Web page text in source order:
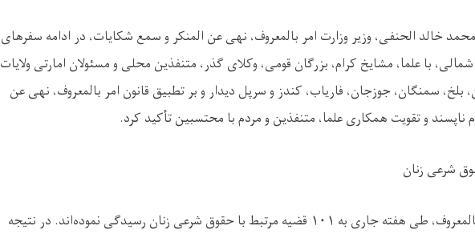
خالد الحنفی، وزیر وزارت امر بالمعروف، نهی عن المنکر و سمع شکایات، در ادامه سفرهای
شمالی، با علما، مشایخ کرام، بزرگان قومی، وکلای گذر، متنفذین محلی و مسئولان امارتی ولایات
بلخ، سمنگان، جوزجان، فاریاب، کندز و سرپل دیدار و بر تطبیق قانون امر بالمعروف، نهی عن
ناپسند و تقویت همکاری علما، متنفذین و مردم با محتسبین تأکید کرد.
شرعی زنان
طی هفته جاری به ۱۰۱ قضیه مرتبط با حقوق شرعی زنان رسیدگی نموده‌اند. در نتیجه